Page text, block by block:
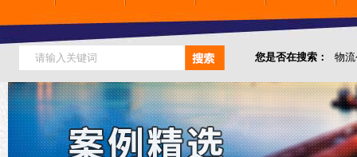
您是否在搜索： 物
仓储综合专业定制物